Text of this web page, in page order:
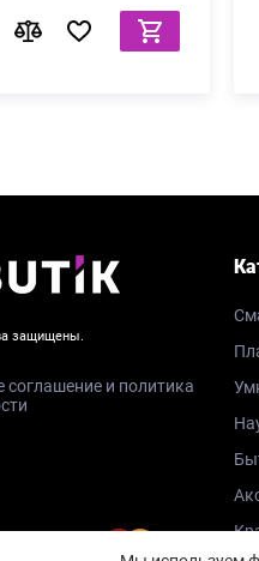
защищены.
соглашение и политика